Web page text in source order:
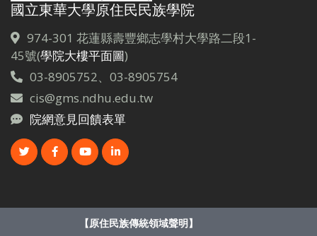
國立東華大學原住民民族學院
974-301 花蓮縣壽豐鄉志學村大學路二段1-
45號(學院大樓平面圖)
03-8905752、03-8905754
cis@gms.ndhu.edu.tw
院網意見回饋表單
【原住民族傳統領域聲明】